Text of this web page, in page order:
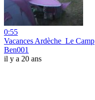
0:55
Vacances Ardèche_Le Camp
Ben001
il y a 20 ans